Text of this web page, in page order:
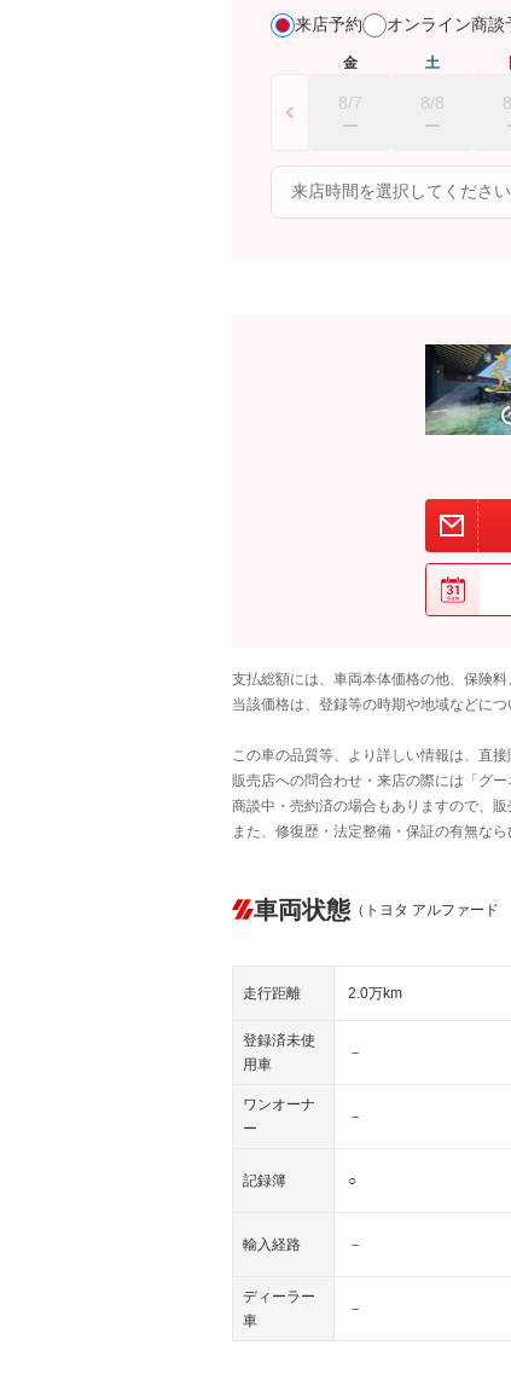
来店予約 オンライン商談
金
8/7
土
8/8
支払総額には、車両本体価格の他、保険
当該価格は、登録等の時期や地域などに
この車の品質等、より詳しい情報は、直接
販売店への問合わせ・来店の際には「グ
商談中・売約済の場合もありますので、
また、修復歴・法定整備・保証の有無な
車両状態 （トヨタ アルファード
走行距離 2.0万km
登録済未使
用車
－
ワンオーナ
ー
－
記録簿 ○
輸入経路 －
ディーラー
車
－